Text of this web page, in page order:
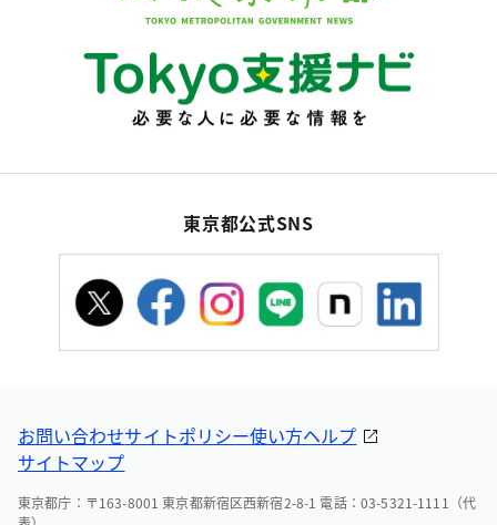
東京都公式SNS
お問い合わせサイトポリシー使い方ヘルプ
サイトマップ
東京都庁：〒163-8001 東京都新宿区西新宿2-8-1 電話：03-5321-1111（代